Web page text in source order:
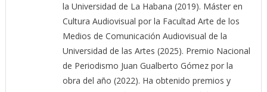
la Universidad de La Habana (2019). Máster en
Cultura Audiovisual por la Facultad Arte de los
Medios de Comunicación Audiovisual de la
Universidad de las Artes (2025). Premio Nacional
de Periodismo Juan Gualberto Gómez por la
obra del año (2022). Ha obtenido premios y